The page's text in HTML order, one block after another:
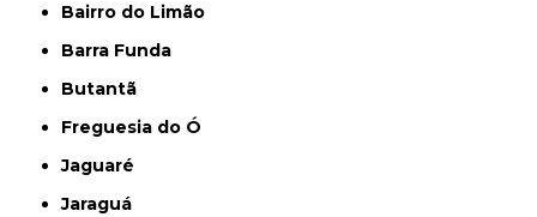
Bairro do Limão
Barra Funda
Butantã
Freguesia do Ó
Jaguaré
Jaraguá